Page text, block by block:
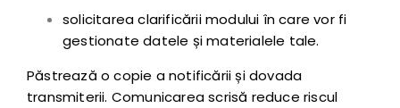
solicitarea clarificării modului în care vor fi
gestionate datele și materialele tale.
Păstrează o copie a notificării și dovada
transmiterii. Comunicarea scrisă reduce riscul